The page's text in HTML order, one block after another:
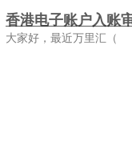
香港电子账户入账
大家好，最近万里汇（